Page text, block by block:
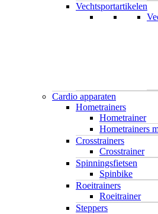
Vechtsportartikelen
Cardio apparaten
Hometrainers
Hometrainer
Hometrainers
Crosstrainers
Crosstrainer
Spinningsfietsen
Spinbike
Roeitrainers
Roeitrainer
Steppers